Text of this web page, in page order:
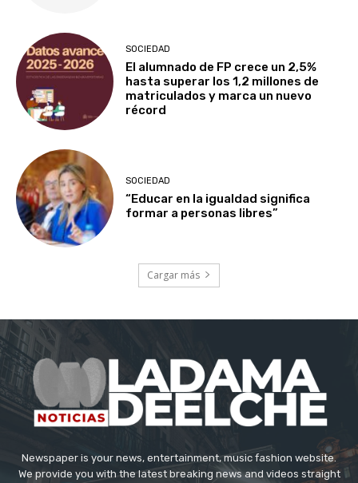
SOCIEDAD
El alumnado de FP crece un 2,5%
hasta superar los 1,2 millones de
matriculados y marca un nuevo
récord
SOCIEDAD
“Educar en la igualdad significa
formar a personas libres”
Cargar más
Newspaper is your news, entertainment, music fashion website.
We provide you with the latest breaking news and videos straight